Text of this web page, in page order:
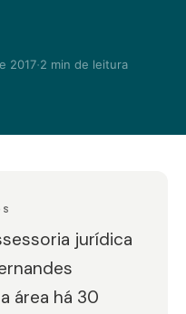
2017·2 min de leitura
jurídica
área há 30